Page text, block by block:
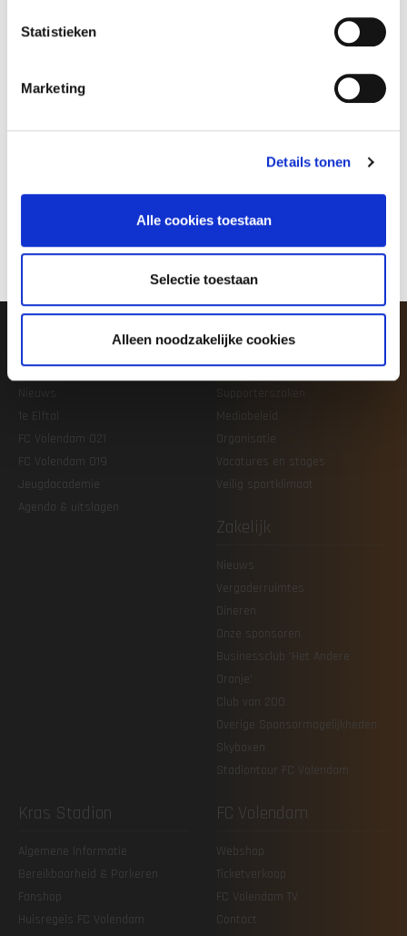
Statistieken
Marketing
Details tonen
Alle cookies toestaan
Selectie toestaan
Alleen noodzakelijke cookies
competitie op bezoek bij
Jong PSV
Busby: hoe staat FC
Volendam ervoor richting
1e Elftal
FC Volendam O21
FC Volendam O19
Jeugdacademie
Agenda & uitslagen
Club
Supporterszaken
Mediabeleid
Organisatie
Vacatures en stages
Veilig sportklimaat
Zakelijk
Nieuws
Vergaderruimtes
Dineren
Onze sponsoren
Businessclub 'Het Andere
Oranje'
Club van 200
Overige Sponsormogelijkheden
Skyboxen
Stadiontour FC Volendam
Kras Stadion
Algemene Informatie
Bereikbaarheid & Parkeren
Fanshop
Huisregels FC Volendam
FC Volendam
Webshop
Ticketverkoop
FC Volendam TV
Contact